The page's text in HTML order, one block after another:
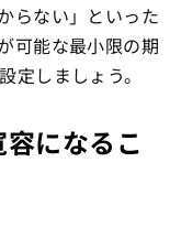
らない」といった
可能な最小限の期
定しましょう。
になるこ